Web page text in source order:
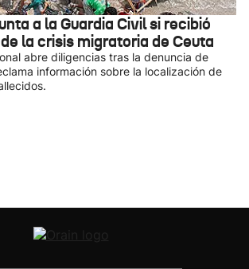
a la Guardia Civil si recibió
la crisis migratoria de Ceuta
abre diligencias tras la denuncia de
información sobre la localización de